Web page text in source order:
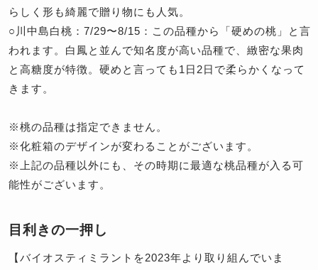
らしく形も綺麗で贈り物にも人気。
○川中島白桃：7/29〜8/15：この品種から「硬めの桃」と言
われます。白鳳と並んで知名度が高い品種で、緻密な果肉
と高糖度が特徴。硬めと言っても1日2日で柔らかくなって
きます。
※桃の品種は指定できません。
※化粧箱のデザインが変わることがございます。
※上記の品種以外にも、その時期に最適な桃品種が入る可
能性がございます。
目利きの一押し
【バイオスティミラントを2023年より取り組んでいま